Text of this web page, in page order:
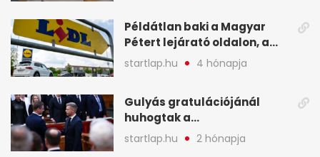
Példátlan baki a Magyar
Pétert lejárató oldalon, a
Lidlnek azonnal lépnie
kellett - A hét legfontosabb
startlap.hu 4 hónapja
Gulyás gratulációjánál
huhogtak a
leghangosabban, miután
Magyart miniszterelnökké
startlap.hu 2 hónapja